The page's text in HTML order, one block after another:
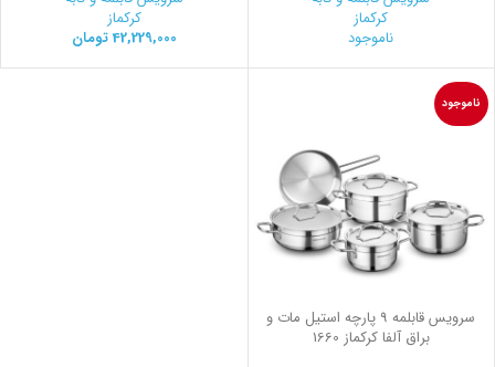
کرکماز
ناموجود
کرکماز
42,229,000 تومان
ناموجود
سرویس قابلمه 9 پارچه استیل مات و
براق آلفا کرکماز 1660